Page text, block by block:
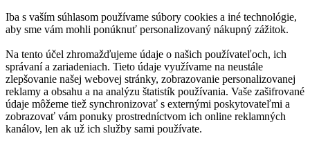
Iba s vaším súhlasom používame súbory cookies a iné technológie,
aby sme vám mohli ponúknuť personalizovaný nákupný zážitok.
Na tento účel zhromažďujeme údaje o našich používateľoch, ich
správaní a zariadeniach. Tieto údaje využívame na neustále
zlepšovanie našej webovej stránky, zobrazovanie personalizovanej
reklamy a obsahu a na analýzu štatistík používania. Vaše zašifrované
údaje môžeme tiež synchronizovať s externými poskytovateľmi a
zobrazovať vám ponuky prostredníctvom ich online reklamných
kanálov, len ak už ich služby sami používate.